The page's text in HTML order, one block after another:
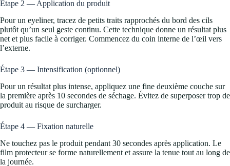
Étape 2 — Application du produit
Pour un eyeliner, tracez de petits traits rapprochés du bord des cils
plutôt qu’un seul geste continu. Cette technique donne un résultat plus
net et plus facile à corriger. Commencez du coin interne de l’œil vers
l’externe.
Étape 3 — Intensification (optionnel)
Pour un résultat plus intense, appliquez une fine deuxième couche sur
la première après 10 secondes de séchage. Évitez de superposer trop de
produit au risque de surcharger.
Étape 4 — Fixation naturelle
Ne touchez pas le produit pendant 30 secondes après application. Le
film protecteur se forme naturellement et assure la tenue tout au long de
la journée.